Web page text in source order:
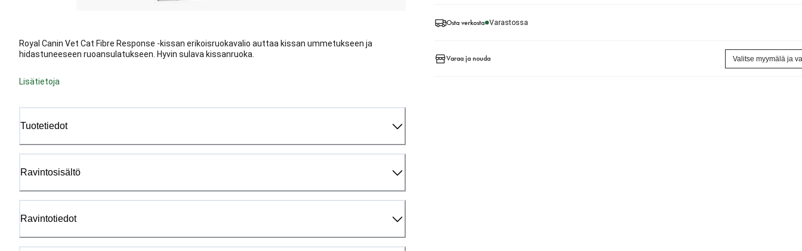
Royal Canin Vet Cat Fibre Response -kissan erikoisruokavalio auttaa kissan ummetukseen ja
hidastuneeseen ruoansulatukseen. Hyvin sulava kissanruoka.
Lisätietoja
Tuotetiedot
Ravintosisältö
Ravintotiedot
Osta verkosta Varastossa
Varaa ja nouda Valitse myymälä ja